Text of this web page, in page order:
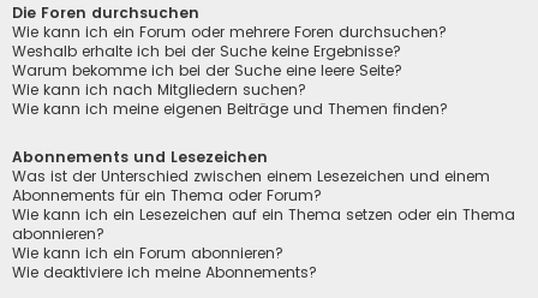
Die Foren durchsuchen
Wie kann ich ein Forum oder mehrere Foren durchsuchen?
Weshalb erhalte ich bei der Suche keine Ergebnisse?
Warum bekomme ich bei der Suche eine leere Seite?
Wie kann ich nach Mitgliedern suchen?
Wie kann ich meine eigenen Beiträge und Themen finden?
Abonnements und Lesezeichen
Was ist der Unterschied zwischen einem Lesezeichen und einem
Abonnements für ein Thema oder Forum?
Wie kann ich ein Lesezeichen auf ein Thema setzen oder ein Thema
abonnieren?
Wie kann ich ein Forum abonnieren?
Wie deaktiviere ich meine Abonnements?